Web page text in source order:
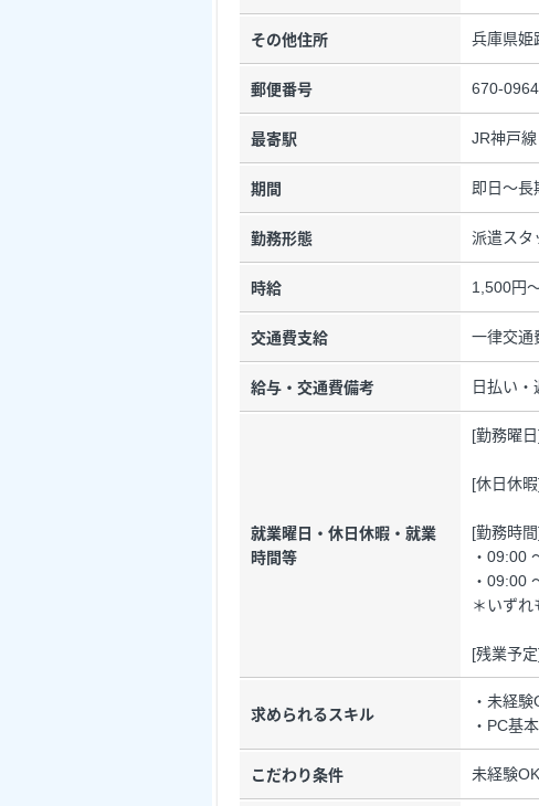
その他住所 兵庫県姫
郵便番号 670-0964
最寄駅 JR神戸
期間 即日～
勤務形態 派遣スタ
時給 1,500円
交通費支給 一律交通
給与・交通費備考 日払い・
就業曜日・休日休暇・就業
時間等
[勤務曜
[休日休
[勤務時
・09:00
・09:00
＊いずれ
[残業予
求められるスキル
・未経験
・PC基
こだわり条件 未経験